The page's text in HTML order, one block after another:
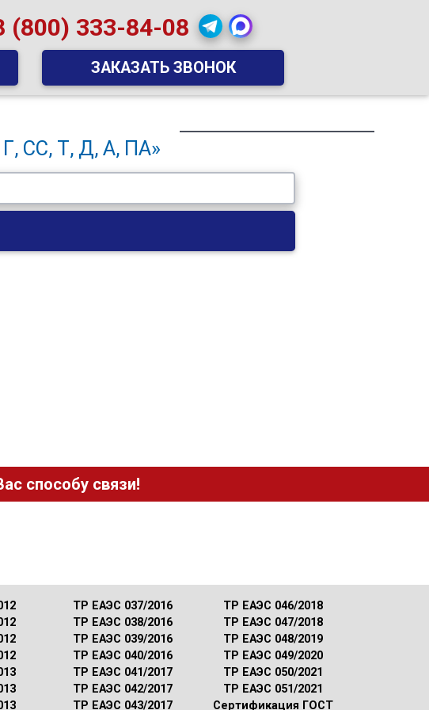
(800) 333-84-08
ЗАКАЗАТЬ ЗВОНОК
СС, Т, Д, А, ПА»
способу связи!
ТР ЕАЭС 037/2016
ТР ЕАЭС 038/2016
ТР ЕАЭС 039/2016
ТР ЕАЭС 040/2016
ТР ЕАЭС 041/2017
ТР ЕАЭС 042/2017
ТР ЕАЭС 043/2017
ТР ЕАЭС 046/2018
ТР ЕАЭС 047/2018
ТР ЕАЭС 048/2019
ТР ЕАЭС 049/2020
ТР ЕАЭС 050/2021
ТР ЕАЭС 051/2021
Сертификация ГОСТ